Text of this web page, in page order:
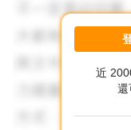
（比方需不斷詢問
近
還